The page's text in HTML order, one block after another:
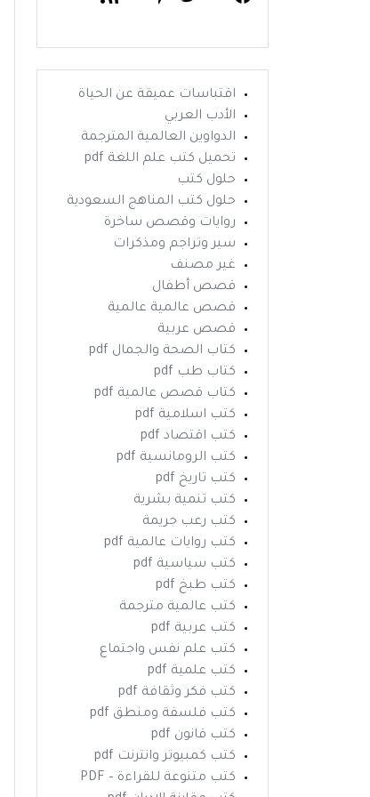
اقتباسات عميقة عن الحياة
الأدب العربي
الدواوين العالمية المترجمة
تحميل كتب علم اللغة pdf
حلول كتب
حلول كتب المناهج السعودية
روايات وقصص ساخرة
سير وتراجم ومذكرات
غير مصنف
قصص أطفال
قصص عالمية عالمية
قصص عربية
كتاب الصحة والجمال pdf
كتاب طب pdf
كتاب قصص عالمية pdf
كتب اسلامية pdf
كتب اقتصاد pdf
كتب الرومانسية pdf
كتب تاريخ pdf
كتب تنمية بشرية
كتب رعب جريمة
كتب روايات عالمية pdf
كتب سياسية pdf
كتب طبخ pdf
كتب عالمية مترجمة
كتب عربية pdf
كتب علم نفس واجتماع
كتب علمية pdf
كتب فكر وثقافة pdf
كتب فلسفة ومنطق pdf
كتب قانون pdf
كتب كمبيوتر وانترنت pdf
كتب متنوعة للقراءة – PDF